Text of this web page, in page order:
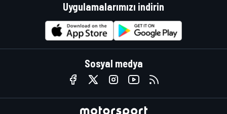
Uygulamalarımızı indirin
Sosyal medya